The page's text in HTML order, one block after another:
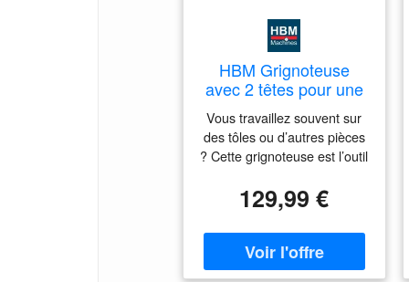
HBM Grignoteuse
avec 2 têtes pour une
utilisation en intérieur
et en extérieur
Vous travaillez souvent sur
des tôles ou d’autres pièces
? Cette grignoteuse est l’outil
des coupes nettes dans de
nombreux matériaux. Carter
robuste avec protection,
fonctionnement sur secteur
230 V.
129,99 €